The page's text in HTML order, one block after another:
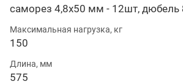
саморез 4,8х50 мм - 12шт,
Максимальная нагрузка, кг
150
Длина, мм
575